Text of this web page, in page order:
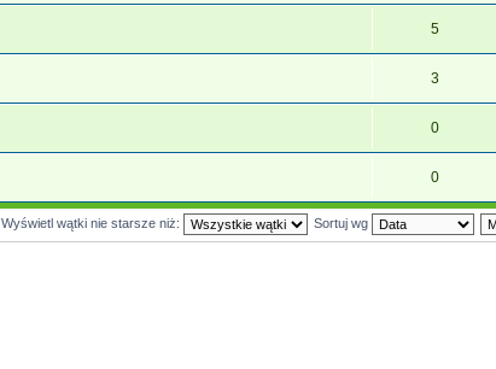
5
3
0
0
Wyświetl wątki nie starsze niż: Sortuj wg